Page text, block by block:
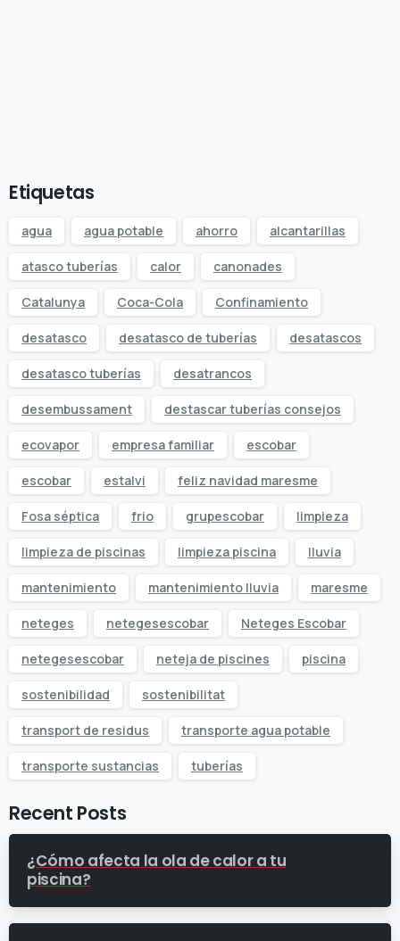
Etiquetas
agua agua potable ahorro alcantarillas
atasco tuberías calor canonades
Catalunya Coca-Cola Confinamiento
desatasco desatasco de tuberías desatascos
desatasco tuberías desatrancos
desembussament destascar tuberías consejos
ecovapor empresa familiar escobar
escobar estalvi feliz navidad maresme
Fosa séptica frio grupescobar limpieza
limpieza de piscinas limpieza piscina lluvia
mantenimiento mantenimiento lluvia maresme
neteges netegesescobar Neteges Escobar
netegesescobar neteja de piscines piscina
sostenibilidad sostenibilitat
transport de residus transporte agua potable
transporte sustancias tuberías
Recent Posts
¿Cómo afecta la ola de calor a tu
piscina?